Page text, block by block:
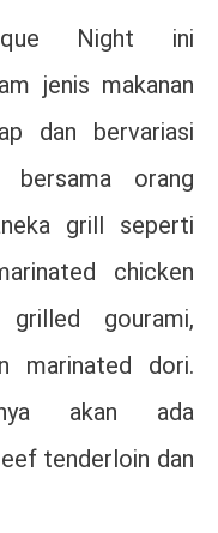
Night ini
jenis makanan
dan bervariasi
orang
grill seperti
chicken
gourami,
marinated dori.
akan ada
tenderloin dan